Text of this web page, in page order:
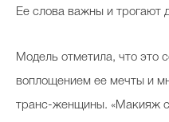
Ее слова важны и трогают
Модель отметила, что это
воплощением ее мечты и
транс-женщины. «Макияж